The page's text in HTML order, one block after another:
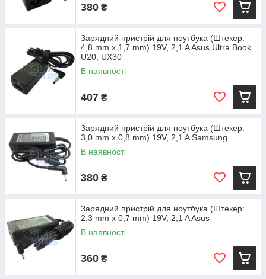
380 ₴
Зарядний пристрій для ноутбука (Штекер:
4,8 mm x 1,7 mm) 19V, 2,1 A Asus Ultra Book
U20, UX30
В наявності
407 ₴
Зарядний пристрій для ноутбука (Штекер:
3,0 mm x 0,8 mm) 19V, 2,1 A Samsung
В наявності
380 ₴
Зарядний пристрій для ноутбука (Штекер:
2,3 mm x 0,7 mm) 19V, 2,1 A Asus
В наявності
360 ₴